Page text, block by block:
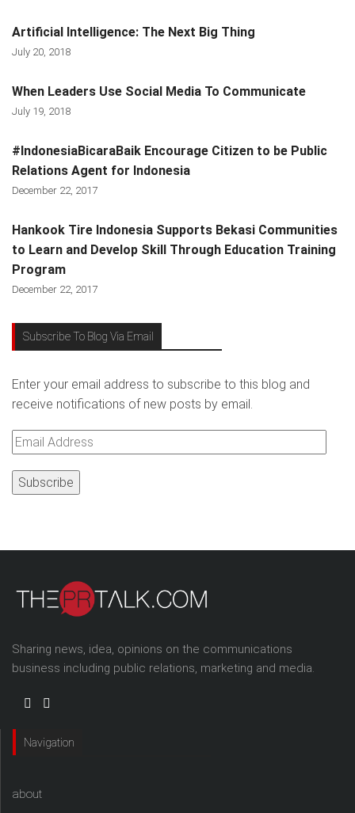
Artificial Intelligence: The Next Big Thing
July 20, 2018
When Leaders Use Social Media To Communicate
July 19, 2018
#IndonesiaBicaraBaik Encourage Citizen to be Public
Relations Agent for Indonesia
December 22, 2017
Hankook Tire Indonesia Supports Bekasi Communities
to Learn and Develop Skill Through Education Training
Program
December 22, 2017
Subscribe To Blog Via Email
Enter your email address to subscribe to this blog and
receive notifications of new posts by email.
Email
Sharing news, idea, opinions on the communications
business including public relations, marketing and media.
Navigation
about